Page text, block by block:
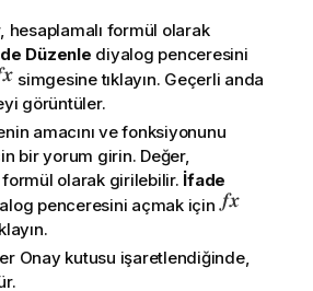
hesaplamalı formül olarak
Düzenle diyalog penceresini
simgesine tıklayın. Geçerli anda
görüntüler.
amacını ve fonksiyonunu
bir yorum girin. Değer,
formül olarak girilebilir. İfade
penceresini açmak için
Onay kutusu işaretlendiğinde,